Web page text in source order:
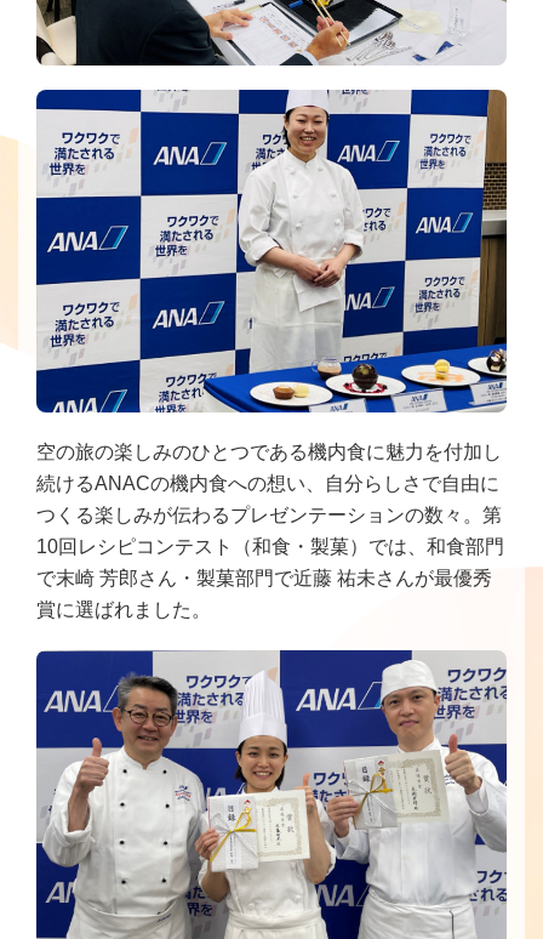
空の旅の楽しみのひとつである機内食に魅力を付加し
続けるANACの機内食への想い、自分らしさで自由に
つくる楽しみが伝わるプレゼンテーションの数々。第
10回レシピコンテスト（和食・製菓）では、和食部門
で末崎 芳郎さん・製菓部門で近藤 祐未さんが最優秀
賞に選ばれました。